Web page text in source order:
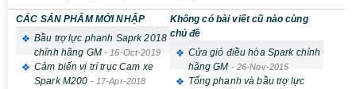
CÁC SẢN PHẨM MỚI NHẬP
Bầu trợ lực phanh Saprk 2018
chính hãng GM- 16-Oct-2019
Cảm biến vị trí trục Cam xe
Spark M200 - 17-Apr-2018
Không có bài viết cũ nào cùng
chủ đề
Cửa gió điều hòa Spark chính
hãng GM - 26-Nov-2015
Tổng phanh và bầu trợ lực